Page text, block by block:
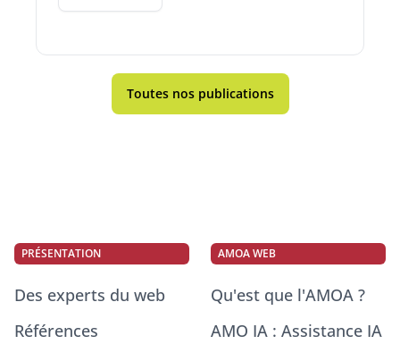
Toutes nos publications
PRÉSENTATION
Des experts du web
Références
AMOA WEB
Qu'est que l'AMOA ?
AMO IA : Assistance IA